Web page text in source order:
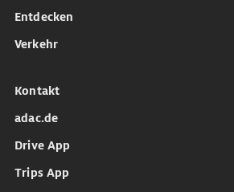
Entdecken
Verkehr
Kontakt
adac.de
Drive App
Trips App